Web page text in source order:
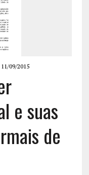
11/09/2015
e suas
de